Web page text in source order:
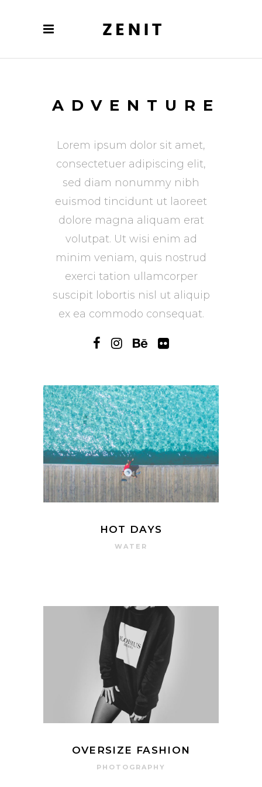
ADVENTURE
Lorem ipsum dolor sit amet,
consectetuer adipiscing elit,
sed diam nonummy nibh
euismod tincidunt ut laoreet
dolore magna aliquam erat
volutpat. Ut wisi enim ad
minim veniam, quis nostrud
exerci tation ullamcorper
suscipit lobortis nisl ut aliquip
ex ea commodo consequat.
HOT DAYS
WATER
OVERSIZE FASHION
PHOTOGRAPHY